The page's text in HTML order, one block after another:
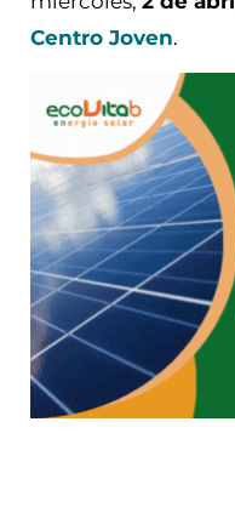
Centro Joven.